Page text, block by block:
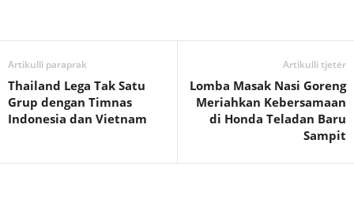
Artikulli paraprak
Thailand Lega Tak Satu
Grup dengan Timnas
Indonesia dan Vietnam
Artikulli tjetër
Lomba Masak Nasi Goreng
Meriahkan Kebersamaan
di Honda Teladan Baru
Sampit